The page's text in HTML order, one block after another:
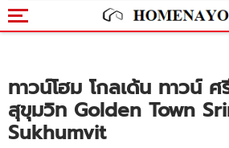
ทาวน์โฮม โกลเด้น ทาวน์
สุขุมวิท Golden Town
Sukhumvit